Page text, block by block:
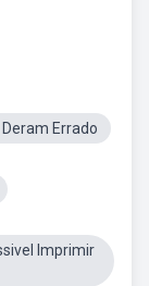
Deram Errado
Imprimir